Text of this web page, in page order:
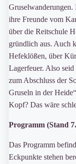
Gruselwanderungen.
ihre Freunde vom
über die Reitschule
gründlich aus. Auch
Hefeklößen, über
Lagerfeuer. Also
zum Abschluss der
Gruseln in der
Kopf? Das wäre
Programm (Stand
Das Programm
Eckpunkte stehen